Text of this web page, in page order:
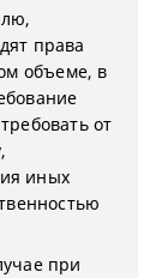
права
объеме, в
от
иных
при